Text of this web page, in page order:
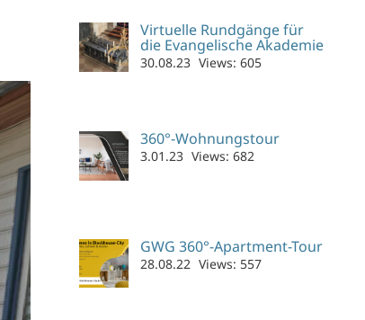
Virtuelle Rundgänge für
die Evangelische Akademie
30.08.23 Views:605
360°-Wohnungstour
3.01.23 Views:682
GWG 360°-Apartment-Tour
28.08.22 Views: 557